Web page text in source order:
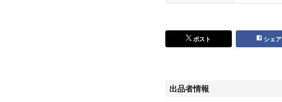
ポスト シェア
出品者情報